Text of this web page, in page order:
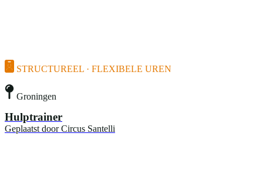
STRUCTUREEL · FLEXIBELE UREN
Groningen
Hulptrainer
Geplaatst door Circus Santelli